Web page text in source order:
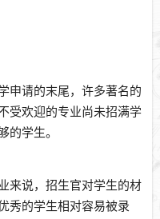
申请的末尾，许多著名的
受欢迎的专业尚未招满学
的学生。
来说，招生官对学生的材
秀的学生相对容易被录